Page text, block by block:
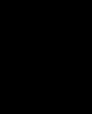
to-minors/